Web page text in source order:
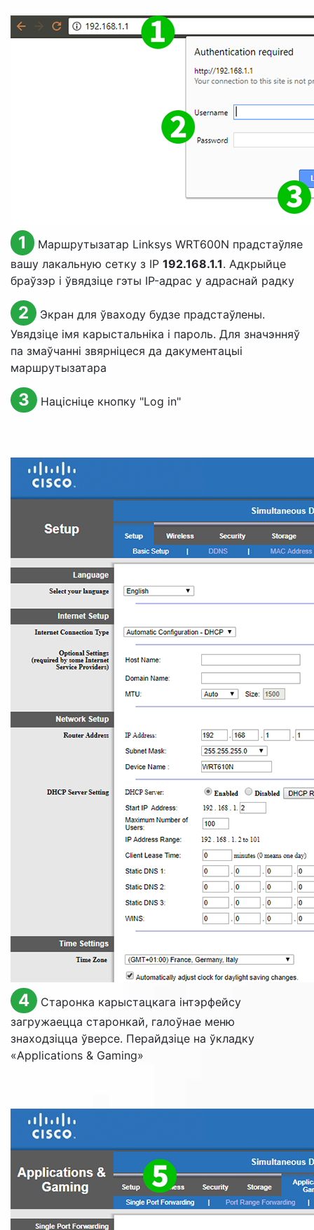
1
Маршрутызатар Linksys WRT600N прадстаўляе
вашу лакальную сетку з IP 192.168.1.1. Адкрыйце
браўзэр і ўвядзіце гэты IP-адрас у адраснай радку
2
Экран для ўваходу будзе прадстаўлены.
Увядзіце імя карыстальніка і пароль. Для значэнняў
па змаўчанні звярніцеся да дакументацыі
маршрутызатара
3 Націсніце кнопку "Log in"
4
Старонка карыстацкага інтэрфейсу
загружаецца старонкай, галоўнае меню
знаходзіцца ўверсе. Перайдзіце на ўкладку
«Applications & Gaming»